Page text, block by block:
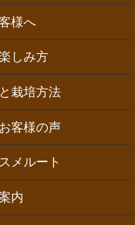
様へ
しみ方
栽培方法
客様の声
メルート
内